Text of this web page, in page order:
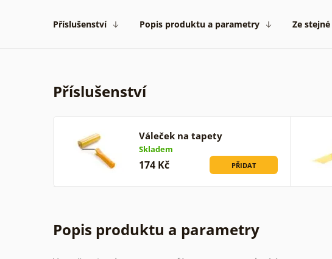
Příslušenství Popis produktu a parametry Ze
Příslušenství
Váleček na tapety
Skladem
174 Kč PŘIDAT
Popis produktu a parametry